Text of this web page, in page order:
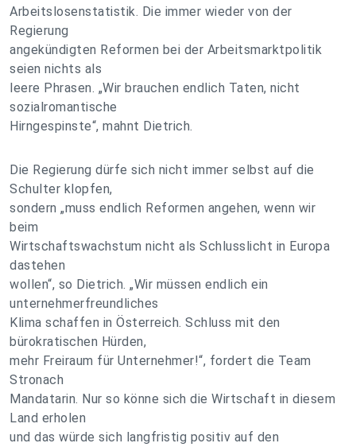
Arbeitslosenstatistik. Die immer wieder von der
Regierung
angekündigten Reformen bei der Arbeitsmarktpolitik
seien nichts als
leere Phrasen. „Wir brauchen endlich Taten, nicht
sozialromantische
Hirngespinste“, mahnt Dietrich.
Die Regierung dürfe sich nicht immer selbst auf die
Schulter klopfen,
sondern „muss endlich Reformen angehen, wenn wir
beim
Wirtschaftswachstum nicht als Schlusslicht in Europa
dastehen
wollen“, so Dietrich. „Wir müssen endlich ein
unternehmerfreundliches
Klima schaffen in Österreich. Schluss mit den
bürokratischen Hürden,
mehr Freiraum für Unternehmer!“, fordert die Team
Stronach
Mandatarin. Nur so könne sich die Wirtschaft in diesem
Land erholen
und das würde sich langfristig positiv auf den